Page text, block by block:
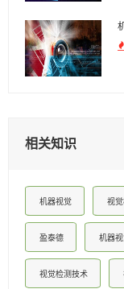
相关知识
机器视觉 视觉
盈泰德 机器
视觉检测技术